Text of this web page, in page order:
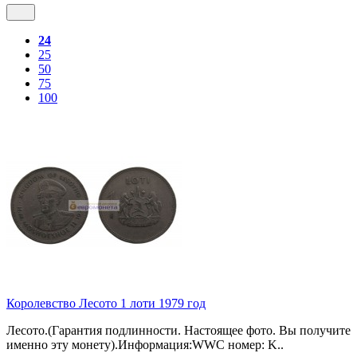
24
25
50
75
100
Королевство Лесото 1 лоти 1979 год
Лесото.(Гарантия подлинности. Настоящее фото. Вы получите
именно эту монету).Информация:WWC номер: K..